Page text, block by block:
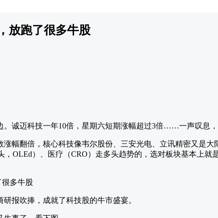
放跑了很多牛股
。诚迈科技一年10倍，星期六短期涨幅超过3倍……一声叹息
涨幅翻倍，核心科技像韦尔股份、三安光电、立讯精密又是大
，OLEd）、医疗（CRO）走多头趋势的，选对板块基本上就
报吹捧，成就了科技股的牛市盛宴。